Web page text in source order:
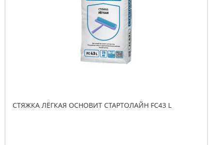
СТЯЖКА ЛЁГКАЯ ОСНОВИТ СТАРТОЛАЙН FC43 L